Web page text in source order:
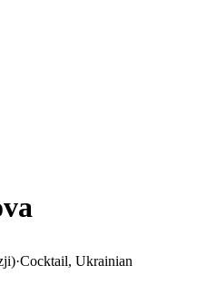
)·Cocktail, Ukrainian